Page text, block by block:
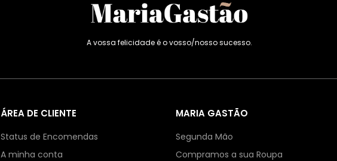
A vossa felicidade é o vosso/nosso sucesso.
ÁREA DE CLIENTE
Status de Encomendas
A minha conta
MARIA GASTÃO
Segunda Mão
Compramos a sua Roupa